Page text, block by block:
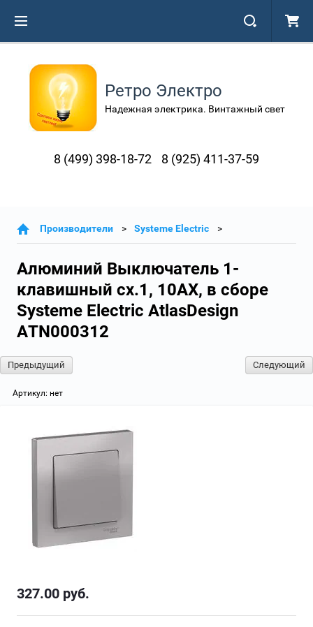
Ретро Электро
Надежная электрика. Винтажный свет
8 (499) 398-18-72 8 (925) 411-37-59
Производители Systeme Electric
Алюминий Выключатель 1-
клавишный сх.1, 10АХ, в сборе
Systeme Electric AtlasDesign
ATN000312
Предыдущий Следующий
Артикул: нет
327.00 руб.